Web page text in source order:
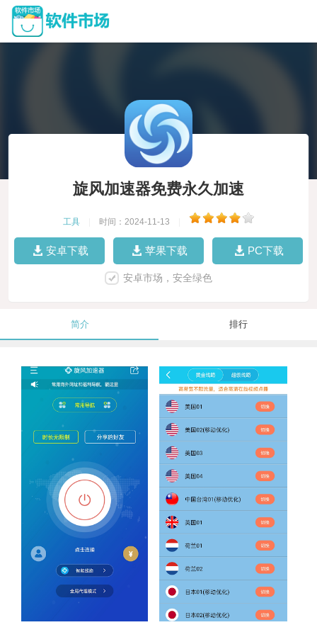
旋风加速器免费永久加速
工具 时间：2024-11-13
安卓下载 苹果下载 PC下载
安卓市场，安全绿色
简介 排行